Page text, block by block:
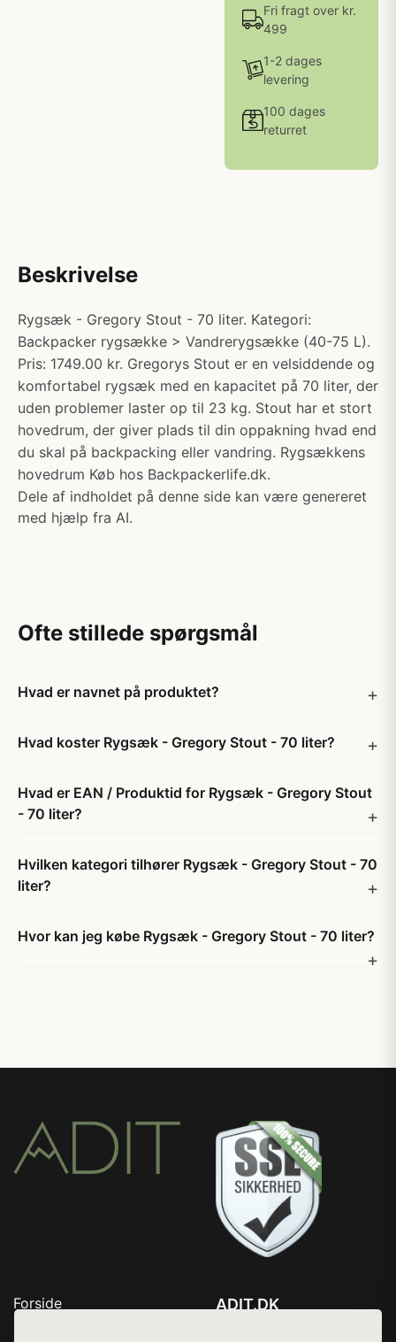
Fri fragt over kr.
499
1-2 dages
levering
100 dages
returret
Beskrivelse
Rygsæk - Gregory Stout - 70 liter. Kategori:
Backpacker rygsække > Vandrerygsække (40-75 L).
Pris: 1749.00 kr. Gregorys Stout er en velsiddende og
komfortabel rygsæk med en kapacitet på 70 liter, der
uden problemer laster op til 23 kg. Stout har et stort
hovedrum, der giver plads til din oppakning hvad end
du skal på backpacking eller vandring. Rygsækkens
hovedrum Køb hos Backpackerlife.dk.
Dele af indholdet på denne side kan være genereret
med hjælp fra AI.
Ofte stillede spørgsmål
Hvad er navnet på produktet?
Hvad koster Rygsæk - Gregory Stout - 70 liter?
Hvad er EAN / Produktid for Rygsæk - Gregory Stout
- 70 liter?
Hvilken kategori tilhører Rygsæk - Gregory Stout - 70
liter?
Hvor kan jeg købe Rygsæk - Gregory Stout - 70 liter?
Forside
ADIT.DK